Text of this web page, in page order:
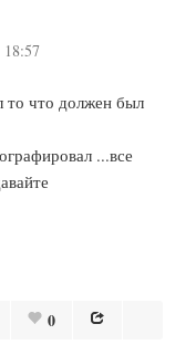
18:57
то что должен был
...все
0